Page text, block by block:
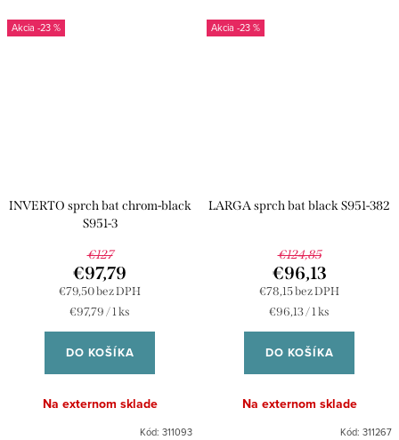
-23 %
INVERTO sprch bat chrom-black
S951-3
€127
€79,50 bez DPH
€97,79
Jednotková
€97,79 / 1 ks
DO KOŠÍKA
Na externom sklade
Kód: 311093
-23 %
LARGA sprch bat black S951-382
€124,85
€78,15 bez DPH
€96,13
Jednotková
€96,13 / 1 ks
DO KOŠÍKA
Na externom sklade
Kód: 311267